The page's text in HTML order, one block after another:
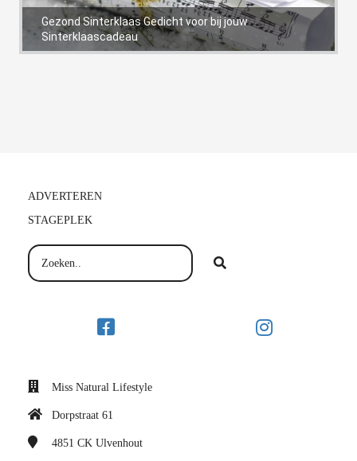
Gezond Sinterklaas Gedicht voor bij jouw
Sinterklaascadeau
ADVERTEREN
STAGEPLEK
Miss Natural Lifestyle
Dorpstraat 61
4851 CK Ulvenhout